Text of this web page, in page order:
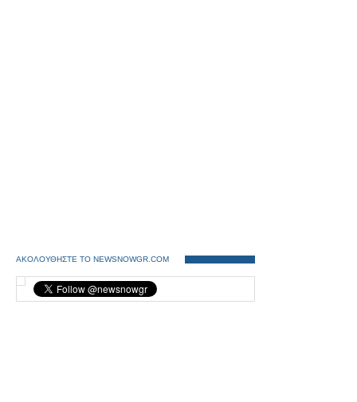
ΑΚΟΛΟΥΘΗΣΤΕ ΤΟ NEWSNOWGR.COM